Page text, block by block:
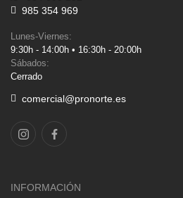
985 354 969
Lunes-Viernes:
9:30h - 14:00h • 16:30h - 20:00h
Sábados:
Cerrado
comercial@pronorte.es
INFORMACIÓN